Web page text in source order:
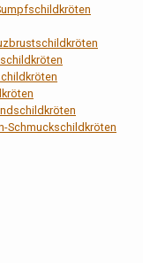
Schmuckschildkröten